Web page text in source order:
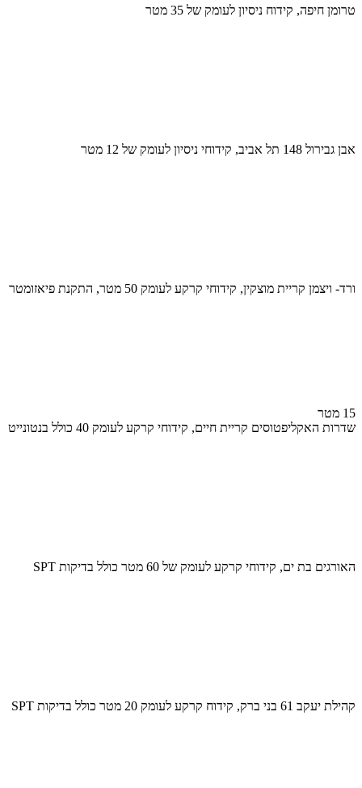
טרומן חיפה, קידוח ניסיון לעומק של 35 מטר
אבן גבירול 148 תל אביב, קידוחי ניסיון לעומק של 12 מטר
ורד- ויצמן קריית מוצקין, קידוחי קרקע לעומק 50 מטר, התקנת פיאזומטר
15 מטר
שדרות האקליפטוסים קריית חיים, קידוחי קרקע לעומק 40 כולל בנטונייט
האורגים בת ים, קידוחי קרקע לעומק של 60 מטר כולל בדיקות SPT
קהילת יעקב 61 בני ברק, קידוח קרקע לעומק 20 מטר כולל בדיקות SPT